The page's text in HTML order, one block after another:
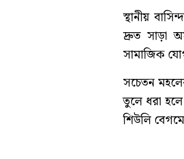
স্থানীয়
দ্রুত সাড়া
সামাজিক
সচেতন
তুলে ধরা
শিউলি